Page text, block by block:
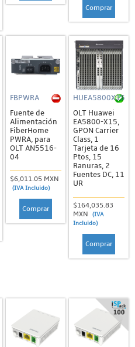
Comprar
FBPWRA
Fuente de
Alimentación
FiberHome
PWRA, para
OLT AN5516-
04
$6,011.05 MXN
(IVA Incluido)
Comprar
HUEA5800X15
OLT Huawei
EA5800-X15,
GPON Carrier
Class, 1
Tarjeta de 16
Ptos, 15
Ranuras, 2
Fuentes DC, 11
UR
$164,035.83
MXN
(IVA
Incluido)
Comprar